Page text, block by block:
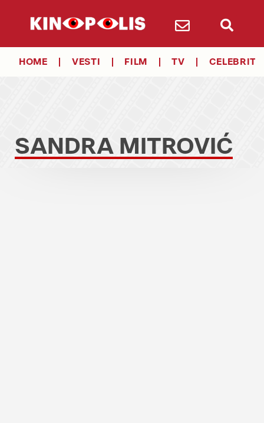
HOME VESTI FILM TV CELEBRITY
SANDRA MITROVIĆ